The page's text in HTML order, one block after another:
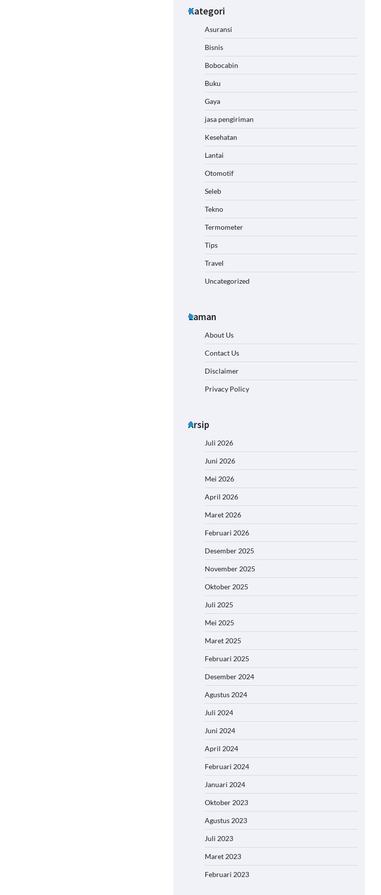
Kategori
Asuransi
Bisnis
Bobocabin
Buku
Gaya
jasa pengiriman
Kesehatan
Lantai
Otomotif
Seleb
Tekno
Termometer
Tips
Travel
Uncategorized
Laman
About Us
Contact Us
Disclaimer
Privacy Policy
Arsip
Juli 2026
Juni 2026
Mei 2026
April 2026
Maret 2026
Februari 2026
Desember 2025
November 2025
Oktober 2025
Juli 2025
Mei 2025
Maret 2025
Februari 2025
Desember 2024
Agustus 2024
Juli 2024
Juni 2024
April 2024
Februari 2024
Januari 2024
Oktober 2023
Agustus 2023
Juli 2023
Maret 2023
Februari 2023